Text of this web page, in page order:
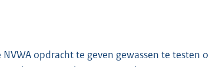
opdracht te geven gewassen te